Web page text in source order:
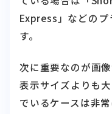
す。
次に重要なのが画
でいるケースは非
なのに2400pxの画
読み込みが発生し